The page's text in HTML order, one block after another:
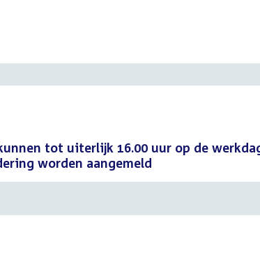
tot uiterlijk 16.00 uur op de
worden aangemeld